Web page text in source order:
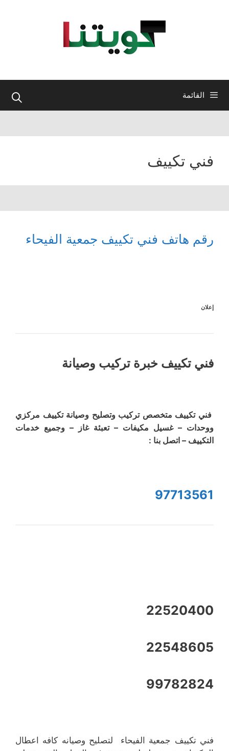
القائمة
فني تكييف
رقم هاتف فني تكييف جمعية الفيحاء
إعلان
فني تكييف خبرة تركيب وصيانة
فني تكييف متخصص تركيب وتصليح وصيانة تكييف مركزي
ووحدات – غسيل مكيفات – تعبئة غاز – وجميع خدمات
التكييف – اتصل بنا :
97713561
22520400
22548605
99782824
فني تكييف جمعية الفيحاء لتصليح وصيانه كافه اعطال